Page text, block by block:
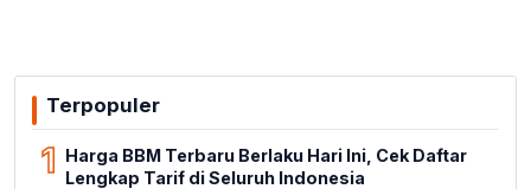
Terpopuler
1 Harga BBM Terbaru Berlaku Hari Ini, Cek Daftar
Lengkap Tarif di Seluruh Indonesia